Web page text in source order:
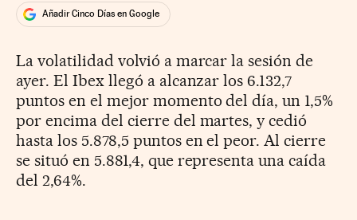
Añadir Cinco Días en Google
La volatilidad volvió a marcar la sesión de
ayer. El Ibex llegó a alcanzar los 6.132,7
puntos en el mejor momento del día, un 1,5%
por encima del cierre del martes, y cedió
hasta los 5.878,5 puntos en el peor. Al cierre
se situó en 5.881,4, que representa una caída
del 2,64%.